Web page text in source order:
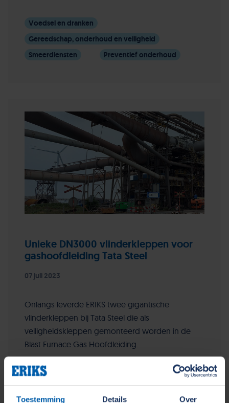
Toestemming Details Over
Voedsel en dranken
Gereedschap, onderhoud en veiligheid
Smeerdiensten
Preventief onderhoud
Unieke DN3000 vlinderkleppen voor
gashoofdleiding Tata Steel
07 juli 2023
Onlangs leverde ERIKS twee gigantische
vlinderkleppen bij Tata Steel die als
veiligheidskleppen gemonteerd worden in de
Blast Furnace Gas Hoofdleiding.
Lees verder...